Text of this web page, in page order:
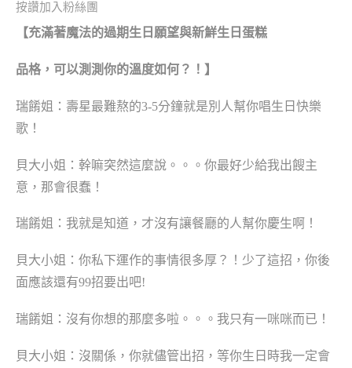
按讚加入粉絲團
【充滿著魔法的過期生日願望與新鮮生日蛋糕
品格，可以測測你的溫度如何 ？！】
瑞餚姐：壽星最難熬的3-5分鐘就是別人幫你唱生日快樂
歌！
貝大小姐：幹嘛突然這麼說。。。你最好少給我出餿主
意，那會很蠢！
瑞餚姐：我就是知道，才沒有讓餐廳的人幫你慶生啊！
貝大小姐：你私下運作的事情很多厚？！少了這招，你後
面應該還有99招要出吧!
瑞餚姐：沒有你想的那麼多啦。。。我只有一咪咪而已！
貝大小姐：沒關係，你就儘管出招，等你生日時我一定會